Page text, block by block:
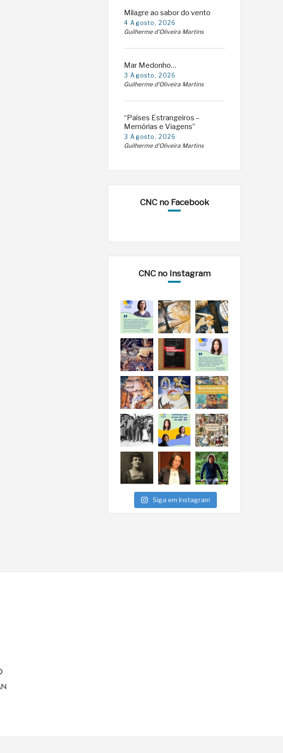
Milagre ao sabor do vento
4 Agosto, 2026
Guilherme d'Oliveira Martins
Mar Medonho…
3 Agosto, 2026
Guilherme d'Oliveira Martins
“Países Estrangeiros –
Memórias e Viagens”
3 Agosto, 2026
Guilherme d'Oliveira Martins
CNC no Facebook
CNC no Instagram
Siga em Instagram